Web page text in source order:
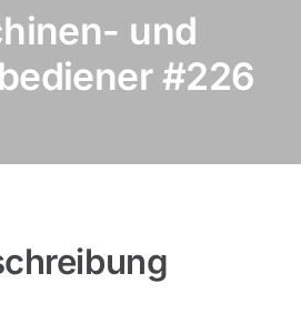
und
#226